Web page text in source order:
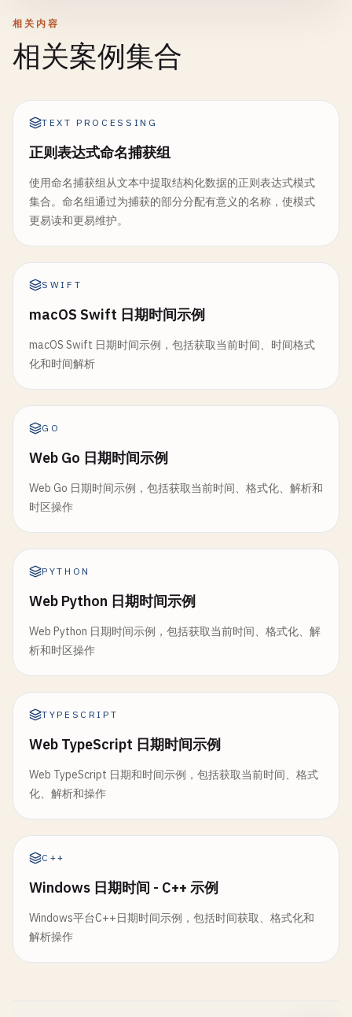
相关内容
相关案例集合
TEXT PROCESSING
正则表达式命名捕获组
使用命名捕获组从文本中提取结构化数据的正则表达式模式
集合。命名组通过为捕获的部分分配有意义的名称，使模式
更易读和更易维护。
SWIFT
macOS Swift 日期时间示例
macOS Swift 日期时间示例，包括获取当前时间、时间格式
化和时间解析
GO
Web Go 日期时间示例
Web Go 日期时间示例，包括获取当前时间、格式化、解析和
时区操作
PYTHON
Web Python 日期时间示例
Web Python 日期时间示例，包括获取当前时间、格式化、解
析和时区操作
TYPESCRIPT
Web TypeScript 日期时间示例
Web TypeScript 日期和时间示例，包括获取当前时间、格式
化、解析和操作
C++
Windows 日期时间 - C++ 示例
Windows平台C++日期时间示例，包括时间获取、格式化和
解析操作